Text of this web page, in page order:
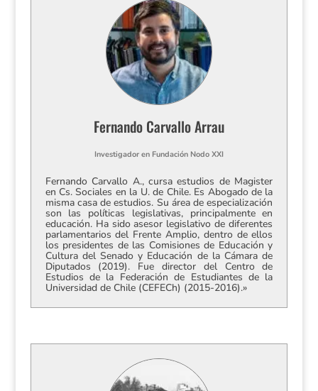
Fernando Carvallo Arrau
Investigador en Fundación Nodo XXI
Fernando Carvallo A., cursa estudios de Magister
en Cs. Sociales en la U. de Chile. Es Abogado de la
misma casa de estudios. Su área de especialización
son las políticas legislativas, principalmente en
educación. Ha sido asesor legislativo de diferentes
parlamentarios del Frente Amplio, dentro de ellos
los presidentes de las Comisiones de Educación y
Cultura del Senado y Educación de la Cámara de
Diputados (2019). Fue director del Centro de
Estudios de la Federación de Estudiantes de la
Universidad de Chile (CEFECh) (2015-2016).»